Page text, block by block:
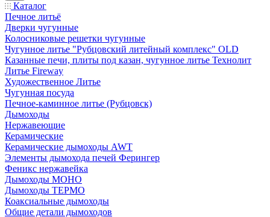
Каталог
Печное литьё
Дверки чугунные
Колосниковые решетки чугунные
Чугунное литье "Рубцовский литейный комплекс" OLD
Казанные печи, плиты под казан, чугунное литье Технолит
Литье Fireway
Художественное Литье
Чугунная посуда
Печное-каминное литье (Рубцовск)
Дымоходы
Нержавеющие
Керамические
Керамические дымоходы AWT
Элементы дымохода печей Ферингер
Феникс нержавейка
Дымоходы МОНО
Дымоходы ТЕРМО
Коаксиальные дымоходы
Общие детали дымоходов